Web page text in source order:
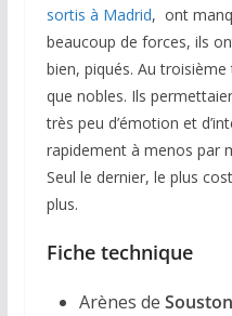
sortis à Madrid, ont
beaucoup de forces, ils
bien, piqués. Au
que nobles. Ils
très peu d’émotion et
rapidement à menos par
Seul le dernier, le plus
plus.
Fiche technique
Arènes de